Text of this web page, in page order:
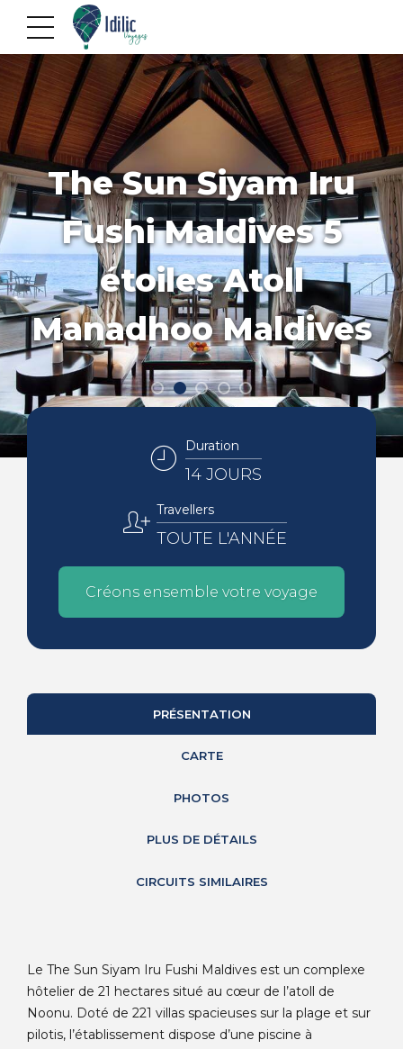
The Sun Siyam Iru
Fushi Maldives 5
étoiles Atoll
Manadhoo Maldives
Duration
14 JOURS
Travellers
TOUTE L'ANNÉE
Créons ensemble votre voyage
PRÉSENTATION
CARTE
PHOTOS
PLUS DE DÉTAILS
CIRCUITS SIMILAIRES
Le The Sun Siyam Iru Fushi Maldives est un complexe
hôtelier de 21 hectares situé au cœur de l’atoll de
Noonu. Doté de 221 villas spacieuses sur la plage et sur
pilotis, l’établissement dispose d’une piscine à